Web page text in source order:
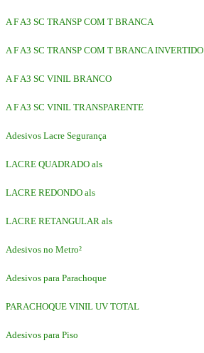
A F A3 SC TRANSP COM T BRANCA
A F A3 SC TRANSP COM T BRANCA INVERTIDO
A F A3 SC VINIL BRANCO
A F A3 SC VINIL TRANSPARENTE
Adesivos Lacre Segurança
LACRE QUADRADO als
LACRE REDONDO als
LACRE RETANGULAR als
Adesivos no Metro²
Adesivos para Parachoque
PARACHOQUE VINIL UV TOTAL
Adesivos para Piso